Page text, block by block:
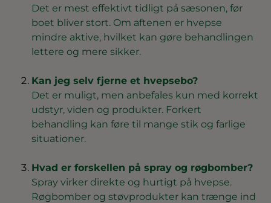
Det er mest effektivt tidligt på sæsonen, før
boet bliver stort. Om aftenen er hvepse
mindre aktive, hvilket kan gøre behandlingen
lettere og mere sikker.
Kan jeg selv fjerne et hvepsebo?
Det er muligt, men anbefales kun med korrekt
udstyr, viden og produkter. Forkert
behandling kan føre til mange stik og farlige
situationer.
Hvad er forskellen på spray og røgbomber?
Spray virker direkte og hurtigt på hvepse.
Røgbomber og støvprodukter kan trænge ind